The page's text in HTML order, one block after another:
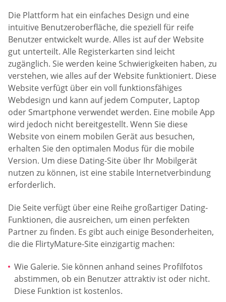
Die Plattform hat ein einfaches Design und eine
intuitive Benutzeroberfläche, die speziell für reife
Benutzer entwickelt wurde. Alles ist auf der Website
gut unterteilt. Alle Registerkarten sind leicht
zugänglich. Sie werden keine Schwierigkeiten haben, zu
verstehen, wie alles auf der Website funktioniert. Diese
Website verfügt über ein voll funktionsfähiges
Webdesign und kann auf jedem Computer, Laptop
oder Smartphone verwendet werden. Eine mobile App
wird jedoch nicht bereitgestellt. Wenn Sie diese
Website von einem mobilen Gerät aus besuchen,
erhalten Sie den optimalen Modus für die mobile
Version. Um diese Dating-Site über Ihr Mobilgerät
nutzen zu können, ist eine stabile Internetverbindung
erforderlich.
Die Seite verfügt über eine Reihe großartiger Dating-
Funktionen, die ausreichen, um einen perfekten
Partner zu finden. Es gibt auch einige Besonderheiten,
die die FlirtyMature-Site einzigartig machen:
Wie Galerie. Sie können anhand seines Profilfotos
abstimmen, ob ein Benutzer attraktiv ist oder nicht.
Diese Funktion ist kostenlos.